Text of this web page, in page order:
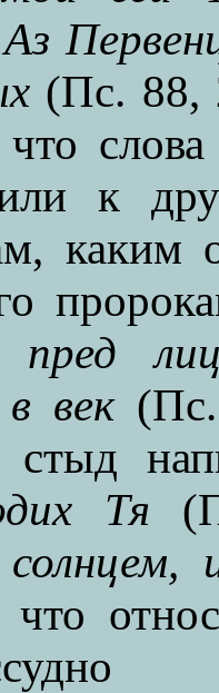
(Пс. 88,
что
к
каким
пред
век(Пс.
стыд
Тя